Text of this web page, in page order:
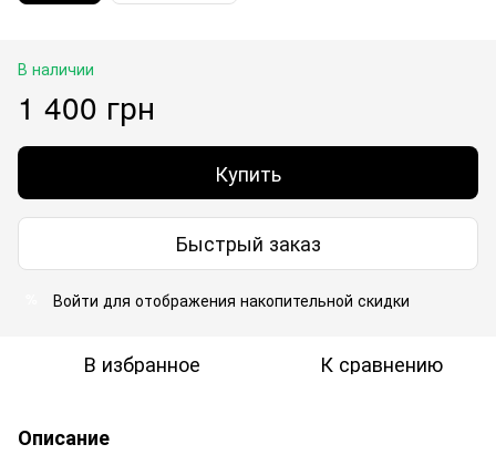
В наличии
1 400 грн
Купить
Быстрый заказ
Войти для отображения накопительной скидки
В избранное К сравнению
Описание